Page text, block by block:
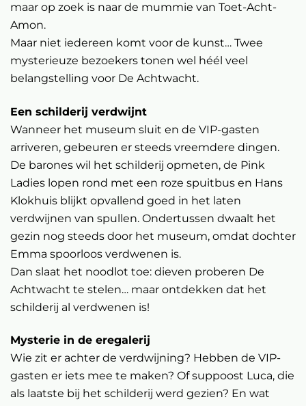
maar op zoek is naar de mummie van Toet-Acht-
Amon.
Maar niet iedereen komt voor de kunst… Twee
mysterieuze bezoekers tonen wel héél veel
belangstelling voor De Achtwacht.
Een schilderij verdwijnt
Wanneer het museum sluit en de VIP-gasten
arriveren, gebeuren er steeds vreemdere dingen.
De barones wil het schilderij opmeten, de Pink
Ladies lopen rond met een roze spuitbus en Hans
Klokhuis blijkt opvallend goed in het laten
verdwijnen van spullen. Ondertussen dwaalt het
gezin nog steeds door het museum, omdat dochter
Emma spoorloos verdwenen is.
Dan slaat het noodlot toe: dieven proberen De
Achtwacht te stelen… maar ontdekken dat het
schilderij al verdwenen is!
Mysterie in de eregalerij
Wie zit er achter de verdwijning? Hebben de VIP-
gasten er iets mee te maken? Of suppoost Luca, die
als laatste bij het schilderij werd gezien? En wat